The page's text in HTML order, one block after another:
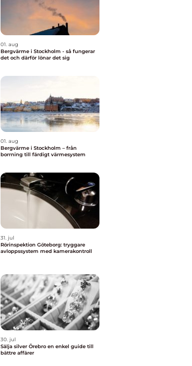
01. aug
Bergvärme i Stockholm - så fungerar
det och därför lönar det sig
01. aug
Bergvärme i Stockholm – från
borrning till färdigt värmesystem
31. jul
Rörinspektion Göteborg: tryggare
avloppssystem med kamerakontroll
30. jul
Sälja silver Örebro en enkel guide till
bättre affärer